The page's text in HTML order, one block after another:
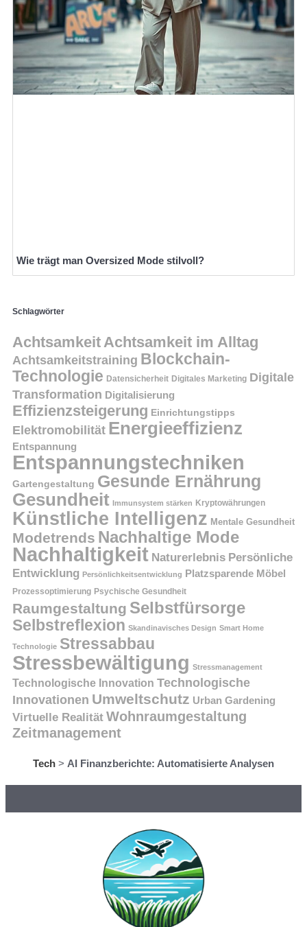
Wie trägt man Oversized Mode stilvoll?
Schlagwörter
Achtsamkeit Achtsamkeit im Alltag
Achtsamkeitstraining Blockchain-
Technologie Datensicherheit Digitales Marketing Digitale
Transformation Digitalisierung
Effizienzsteigerung Einrichtungstipps
Elektromobilität Energieeffizienz
Entspannung
Entspannungstechniken
Gartengestaltung Gesunde Ernährung
Gesundheit Immunsystem stärken Kryptowährungen
Künstliche Intelligenz Mentale Gesundheit
Modetrends Nachhaltige Mode
Nachhaltigkeit Naturerlebnis Persönliche
Entwicklung Persönlichkeitsentwicklung Platzsparende Möbel
Prozessoptimierung Psychische Gesundheit
Raumgestaltung Selbstfürsorge
Selbstreflexion Skandinavisches Design Smart Home
Technologie Stressabbau
Stressbewältigung Stressmanagement
Technologische Innovation Technologische
Innovationen Umweltschutz Urban Gardening
Virtuelle Realität Wohnraumgestaltung
Zeitmanagement
Tech > AI Finanzberichte: Automatisierte Analysen